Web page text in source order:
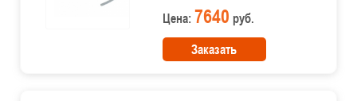
Цена: 7640 руб.
Заказать